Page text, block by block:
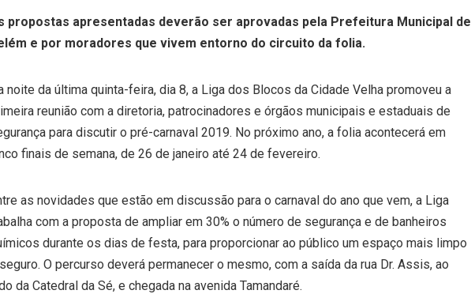
propostas apresentadas deverão ser aprovadas pela Prefeitura Municipal de
e por moradores que vivem entorno do circuito da folia.
noite da última quinta-feira, dia 8, a Liga dos Blocos da Cidade Velha promoveu a
reunião com a diretoria, patrocinadores e órgãos municipais e estaduais de
para discutir o pré-carnaval 2019. No próximo ano, a folia acontecerá em
finais de semana, de 26 de janeiro até 24 de fevereiro.
as novidades que estão em discussão para o carnaval do ano que vem, a Liga
com a proposta de ampliar em 30% o número de segurança e de banheiros
durante os dias de festa, para proporcionar ao público um espaço mais limpo
O percurso deverá permanecer o mesmo, com a saída da rua Dr. Assis, ao
da Catedral da Sé, e chegada na avenida Tamandaré.